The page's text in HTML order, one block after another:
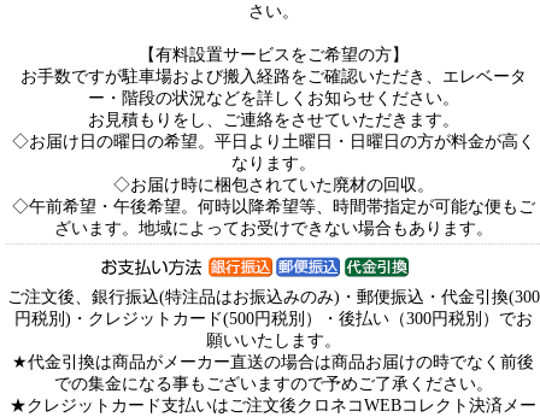
さい。
【有料設置サービスをご希望の方】
お手数ですが駐車場および搬入経路をご確認いただき、エレベータ
ー・階段の状況などを詳しくお知らせください。
お見積もりをし、ご連絡をさせていただきます。
◇お届け日の曜日の希望。平日より土曜日・日曜日の方が料金が高く
なります。
◇お届け時に梱包されていた廃材の回収。
◇午前希望・午後希望。何時以降希望等、時間帯指定が可能な便もご
ざいます。地域によってお受けできない場合もあります。
ご注文後、銀行振込(特注品はお振込みのみ)・郵便振込・代金引換(300
円税別)・クレジットカード(500円税別）・後払い（300円税別）でお
願いいたします。
★代金引換は商品がメーカー直送の場合は商品お届けの時でなく前後
での集金になる事もございますので予めご了承ください。
★クレジットカード支払いはご注文後クロネコWEBコレクト決済メー